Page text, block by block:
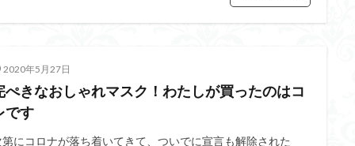
2020年5月27日
ぺきなおしゃれマスク！わたしが買ったのはコ
です
第にコロナが落ち着いてきて、ついでに宣言も解除された